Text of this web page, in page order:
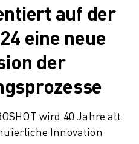
auf der
eine neue
der
wird 40 Jahre alt
Innovation